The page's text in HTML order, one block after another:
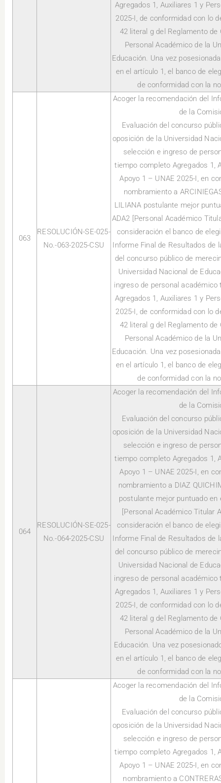
Agregados 1, Auxiliares 1 y
2025-I, de conformidad con lo
42 literal g del Reglamento
Personal Académico de la
Educación. Una vez
en el artículo 1, el banco de
de conformidad con la
063
RESOLUCIÓN-SE-025-
No.-063-2025-CSU
Acoger la recomendación del
de la
Evaluación del concurso
oposición de la Universidad
selección e ingreso de
tiempo completo Agregados 1,
Apoyo 1 – UNAE 2025-I, en
nombramiento a
LILIANA postulante mejor
ADA2 [Personal Académico
consideración el banco de
Informe Final de Resultados de
del concurso público de
Universidad Nacional de
ingreso de personal
Agregados 1, Auxiliares 1 y
2025-I, de conformidad con lo
42 literal g del Reglamento
Personal Académico de la
Educación. Una vez
en el artículo 1, el banco de
de conformidad con la
064
RESOLUCIÓN-SE-025-
No.-064-2025-CSU
Acoger la recomendación del
de la
Evaluación del concurso
oposición de la Universidad
selección e ingreso de
tiempo completo Agregados 1,
Apoyo 1 – UNAE 2025-I, en
nombramiento a DIAZ
postulante mejor puntuado en
[Personal Académico Titular
consideración el banco de
Informe Final de Resultados de
del concurso público de
Universidad Nacional de
ingreso de personal
Agregados 1, Auxiliares 1 y
2025-I, de conformidad con lo
42 literal g del Reglamento
Personal Académico de la
Educación. Una vez
en el artículo 1, el banco de
de conformidad con la
Acoger la recomendación del
de la
Evaluación del concurso
oposición de la Universidad
selección e ingreso de
tiempo completo Agregados 1,
Apoyo 1 – UNAE 2025-I, en
nombramiento a